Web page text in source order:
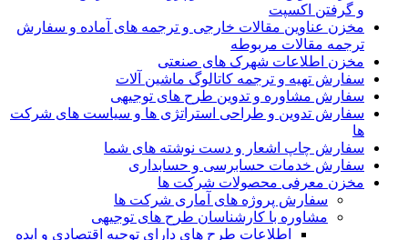
و گرفتن اکسپت
مخزن عناوین مقالات خارجی و ترجمه های آماده و سفارش
ترجمه مقالات مربوطه
مخزن اطلاعات شهرک های صنعتی
سفارش تهیه و ترجمه کاتالوگ ماشین آلات
سفارش مشاوره و تدوین طرح های توجیهی
سفارش تدوین و طراحی استراتژی ها و سیاست های شرکت
ها
سفارش چاپ اشعار و دست نوشته های شما
سفارش خدمات حسابرسی و حسابداری
مخزن معرفی محصولات شرکت ها
سفارش پروژه های آماری شرکت ها
مشاوره با کارشناسان طرح های توجیهی
اطلاعات طرح های دارای توجیه اقتصادی و ایده